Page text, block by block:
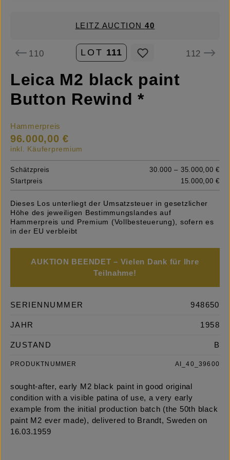
LEITZ AUCTION40
110 LOT 111 112
Leica M2 black paint
Button Rewind *
Hammerpreis
96.000,00 €
inkl. Käuferpremium
Schätzpreis
30.000 – 35.000,00 €
Startpreis
15.000,00 €
Dieses Los unterliegt der Umsatzsteuer in gesetzlicher
Höhe des jeweiligen Bestimmungslandes auf
Hammerpreis und Premium (Vollbesteuerung), sofern es
in der EU verbleibt
AUKTION BEENDET – Vielen Dank für Ihre
Teilnahme!
SERIENNUMMER 948650
JAHR 1958
ZUSTAND B
PRODUKTNUMMER AI_40_39600
sought-after, early M2 black paint in good original
condition with a visible patina of use, a very early
example from the initial production batch (the 50th black
paint M2 ever made), delivered to Brandt, Sweden on
16.03.1959